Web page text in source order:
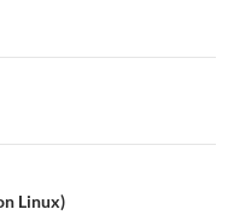
Linux)